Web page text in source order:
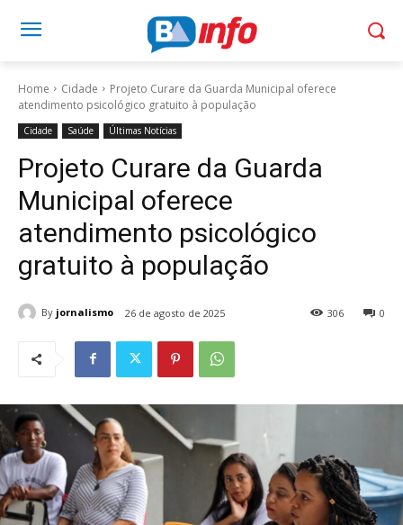
Home Cidade
Projeto Curare da Guarda Municipal oferece
atendimento psicológico gratuito à população
Cidade Saúde Últimas Notícias
Projeto Curare da Guarda
Municipal oferece
atendimento psicológico
gratuito à população
By jornalismo 26 de agosto de 2025 0
306